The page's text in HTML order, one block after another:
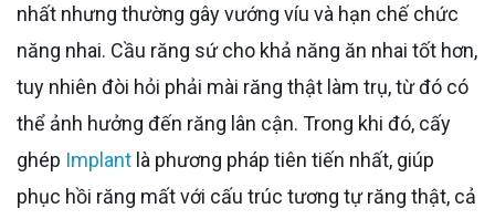
nhất nhưng thường gây vướng víu và hạn chế chức
năng nhai. Cầu răng sứ cho khả năng ăn nhai tốt hơn,
tuy nhiên đòi hỏi phải mài răng thật làm trụ, từ đó có
thể ảnh hưởng đến răng lân cận. Trong khi đó, cấy
ghép Implant là phương pháp tiên tiến nhất, giúp
phục hồi răng mất với cấu trúc tương tự răng thật, cả